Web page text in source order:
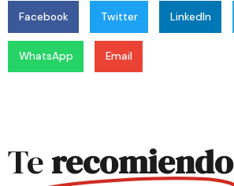
Facebook Twitter LinkedIn
WhatsApp Email
Terecomiendo